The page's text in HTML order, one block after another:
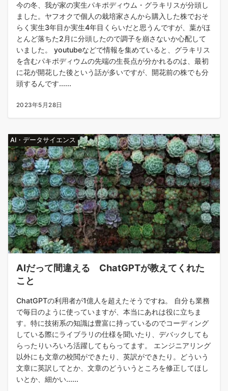
今の冬、我が家の実生パキポディウム・グラキリスが分頭し
ました。ヤフオクで個人の栽培家さんから購入した株でおそ
らく実生3年目か実生4年目くらいだと思うんですが、葉がほ
とんど落ちた2月に分頭したので調子を崩さないか心配して
いました。 youtubeなどで情報を集めていると、グラキリス
を含むパキポディウムの先端の生長点が分かれるのは、最初
に花が開花した後という話が多いですが、開花前の株でも分
頭するんです......
2023年5月28日
AI・データサイエンス
AIだって間違える ChatGPTが教えてくれた
こと
ChatGPTの利用者が1億人を超えたそうですね。 自分も業務
で毎日のように使っていますが、本当にあれは役に立ちま
す。特に技術系の知識は豊富に持っているのでコーディング
している際にライブラリの仕様を聞いたり、デバックしても
らったりいろいろ活躍してもらってます。 エンジニアリング
以外にも文章の校閲ができたり、英訳ができたり。どういう
文章に英訳してとか、文章のどういうところを修正してほし
いとか、細かい......